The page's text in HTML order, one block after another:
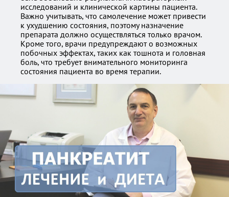
исследований и клинической картины пациента.
Важно учитывать, что самолечение может привести
к ухудшению состояния, поэтому назначение
препарата должно осуществляться только врачом.
Кроме того, врачи предупреждают о возможных
побочных эффектах, таких как тошнота и головная
боль, что требует внимательного мониторинга
состояния пациента во время терапии.